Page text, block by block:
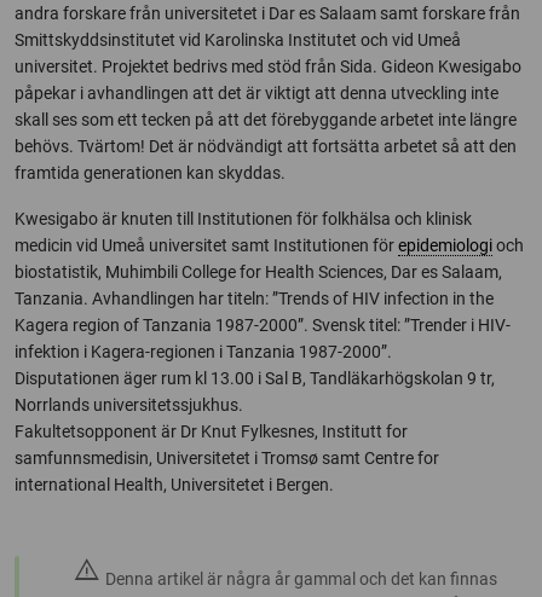
andra forskare från universitetet i Dar es Salaam samt forskare från
Smittskyddsinstitutet vid Karolinska Institutet och vid Umeå
universitet. Projektet bedrivs med stöd från Sida. Gideon Kwesigabo
påpekar i avhandlingen att det är viktigt att denna utveckling inte
skall ses som ett tecken på att det förebyggande arbetet inte längre
behövs. Tvärtom! Det är nödvändigt att fortsätta arbetet så att den
framtida generationen kan skyddas.
Kwesigabo är knuten till Institutionen för folkhälsa och klinisk
medicin vid Umeå universitet samt Institutionen förepidemiologioch
biostatistik, Muhimbili College for Health Sciences, Dar es Salaam,
Tanzania. Avhandlingen har titeln: ”Trends of HIV infection in the
Kagera region of Tanzania 1987-2000”. Svensk titel: ”Trender i HIV-
infektion i Kagera-regionen i Tanzania 1987-2000”.
Disputationen äger rum kl 13.00 i Sal B, Tandläkarhögskolan 9 tr,
Norrlands universitetssjukhus.
Fakultetsopponent är Dr Knut Fylkesnes, Institutt for
samfunnsmedisin, Universitetet i Tromsø samt Centre for
international Health, Universitetet i Bergen.
warning Denna artikel är några år gammal och det kan finnas